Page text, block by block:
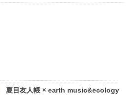
夏目友人帳 × earth music&ecology